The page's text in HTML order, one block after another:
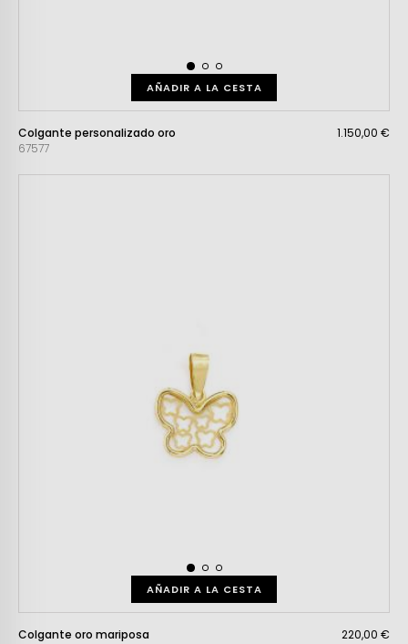
AÑADIR A LA CESTA
Colgante personalizado oro
67577
1.150,00 €
AÑADIR A LA CESTA
Colgante oro mariposa
220,00 €